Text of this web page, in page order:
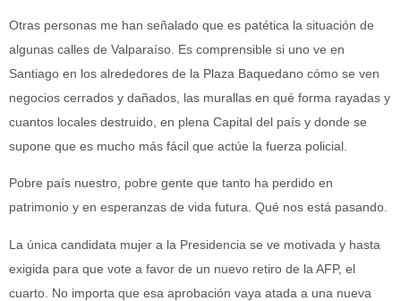
Otras personas me han señalado que es patética la situación de
algunas calles de Valparaíso. Es comprensible si uno ve en
Santiago en los alrededores de la Plaza Baquedano cómo se ven
negocios cerrados y dañados, las murallas en qué forma rayadas y
cuantos locales destruido, en plena Capital del país y donde se
supone que es mucho más fácil que actúe la fuerza policial.
Pobre país nuestro, pobre gente que tanto ha perdido en
patrimonio y en esperanzas de vida futura. Qué nos está pasando.
La única candidata mujer a la Presidencia se ve motivada y hasta
exigida para que vote a favor de un nuevo retiro de la AFP, el
cuarto. No importa que esa aprobación vaya atada a una nueva